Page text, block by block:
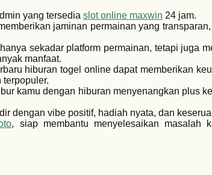
yang tersedia slot online maxwin 24 jam.
jaminan permainan yang
sekadar platform permainan, tetapi juga
manfaat.
hiburan togel online dapat memberikan
terpopuler.
kamu dengan hiburan menyenangkan plus
dengan vibe positif, hadiah nyata, dan
, siap membantu menyelesaikan masalah